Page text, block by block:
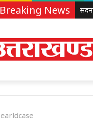
Breaking News